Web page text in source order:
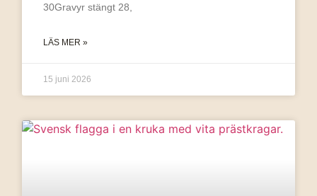
30Gravyr stängt 28,
LÄS MER »
15 juni 2026